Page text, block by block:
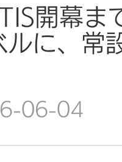
開幕
ルに、常
06-04